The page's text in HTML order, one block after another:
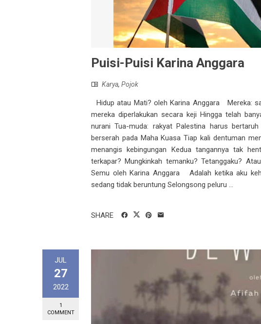
Puisi-Puisi Karina Anggara
Karya, Pojok
Hidup atau Mati? oleh Karina Anggara Mereka:
mereka diperlakukan secara keji Hingga telah
nurani Tua-muda: rakyat Palestina harus
berserah pada Maha Kuasa Tiap kali dentuman
menangis kebingungan Kedua tangannya tak
terkapar? Mungkinkah temanku? Tetanggaku?
Semu oleh Karina Anggara Adalah ketika aku
sedang tidak beruntung Selongsong peluru ...
SHARE
JUL
27
2022
1
COMMENT